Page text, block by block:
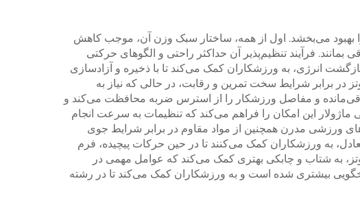
بهبود می‌بخشد. اول از همه، ساختار سبک وزن آن، موجب کاهش
فرآیند تنظیم‌پذیر آن حداکثر راحتی و الگوهای حرکتی
انرژی، به ورزشکاران کمک می‌کند تا با ذخیره و آزادسازی
برابر شرایط سخت تمرین و رقابت، در حالی که نیاز به
باقی‌مانده و مفاصل ورزشکار را از استرس ضربه محافظت می‌کند و
این امکان را فراهم می‌کند که تنظیمات به سرعت انجام
ورزشی مدرن همچنین از مواد مقاوم در برابر شرایط جوی
به ورزشکاران کمک می‌کنند تا در حین حرکات پیچیده، فرم
به شتاب و چابکی بهتری کمک می‌کند که عوامل مهمی در
بیشتری شده است و به ورزشکاران کمک می‌کند تا در رشته